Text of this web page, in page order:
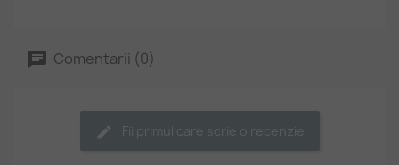
Comentarii (0)
Fii primul care scrie o recenzie